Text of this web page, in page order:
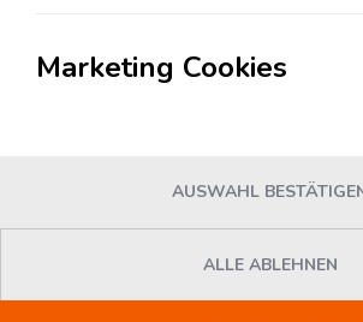
wichtigsten Grundlagen zur
Marketing Cookies
AUSWAHL
ALLE ABLEHNEN